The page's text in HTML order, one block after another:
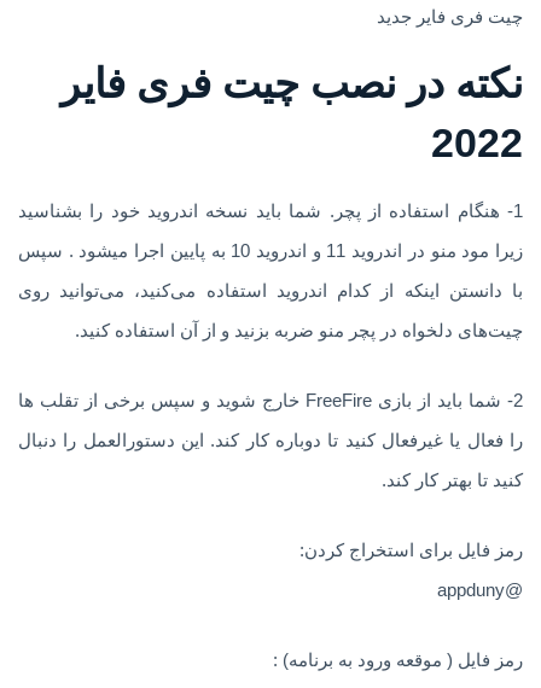
چیت فری فایر جدید
نکته در نصب چیت فری فایر
2022
1- هنگام استفاده از پچر. شما باید نسخه اندروید خود را بشناسید
زیرا مود منو در اندروید 11 و اندروید 10 به پایین اجرا میشود . سپس
با دانستن اینکه از کدام اندروید استفاده می‌کنید، می‌توانید روی
چیت‌های دلخواه در پچر منو ضربه بزنید و از آن استفاده کنید.
2- شما باید از بازی FreeFire خارج شوید و سپس برخی از تقلب ها
را فعال یا غیرفعال کنید تا دوباره کار کند. این دستورالعمل را دنبال
کنید تا بهتر کار کند.
رمز فایل برای استخراج کردن:
@appduny
رمز فایل ( موقعه ورود به برنامه) :